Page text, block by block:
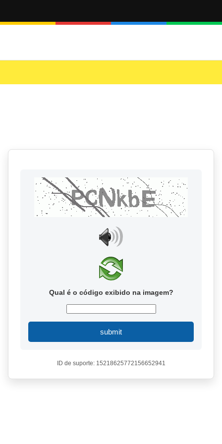
Qual é o código exibido na imagem?
submit
ID de suporte: 15218625772156652941